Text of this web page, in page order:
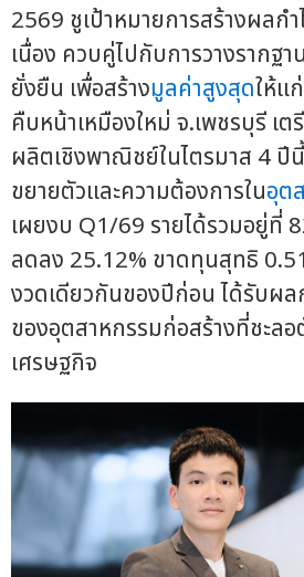
2569 ชูเป้าหมายการสร้างผลก
เนื่อง ควบคู่ไปกับการวางรากฐ
ยั่งยืน เพื่อสร้างมูลค่าสูงสุดให้แก่
คืบหน้าเหมืองใหม่ จ.เพชรบุรี เต
ผลิตเชิงพาณิชย์ในไตรมาส 4 ปี
ขยายตัวและความต้องการในอุต
เผยงบ Q1/69 รายได้รวมอยู่ที่
ลดลง 25.12% ขาดทุนสุทธิ
งวดเดียวกันของปีก่อน ได้รับผล
ของอุตสาหกรรมก่อสร้างที่ชะลอ
เศรษฐกิจ